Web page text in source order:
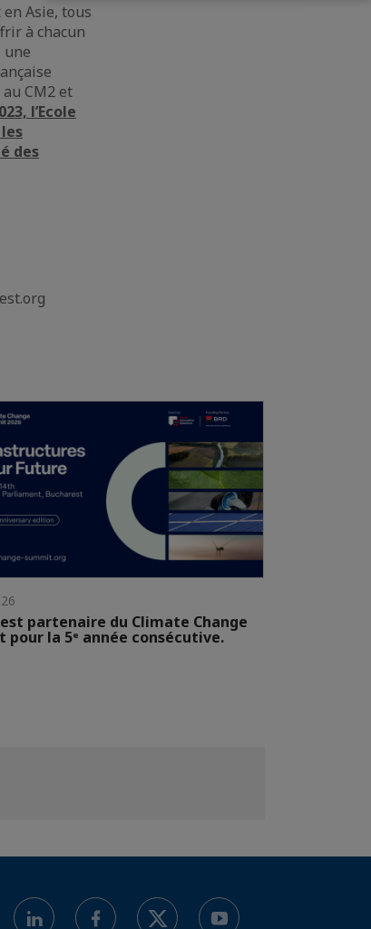
Asie, tous
à chacun
une
CM2 et
l’Ecole
des
est partenaire du Climate Change
pour la 5ᵉ année consécutive.